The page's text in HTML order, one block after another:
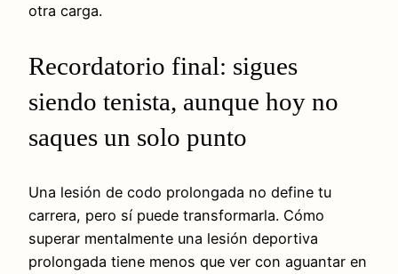
otra carga.
Recordatorio final: sigues
siendo tenista, aunque hoy no
saques un solo punto
Una lesión de codo prolongada no define tu
carrera, pero sí puede transformarla. Cómo
superar mentalmente una lesión deportiva
prolongada tiene menos que ver con aguantar en